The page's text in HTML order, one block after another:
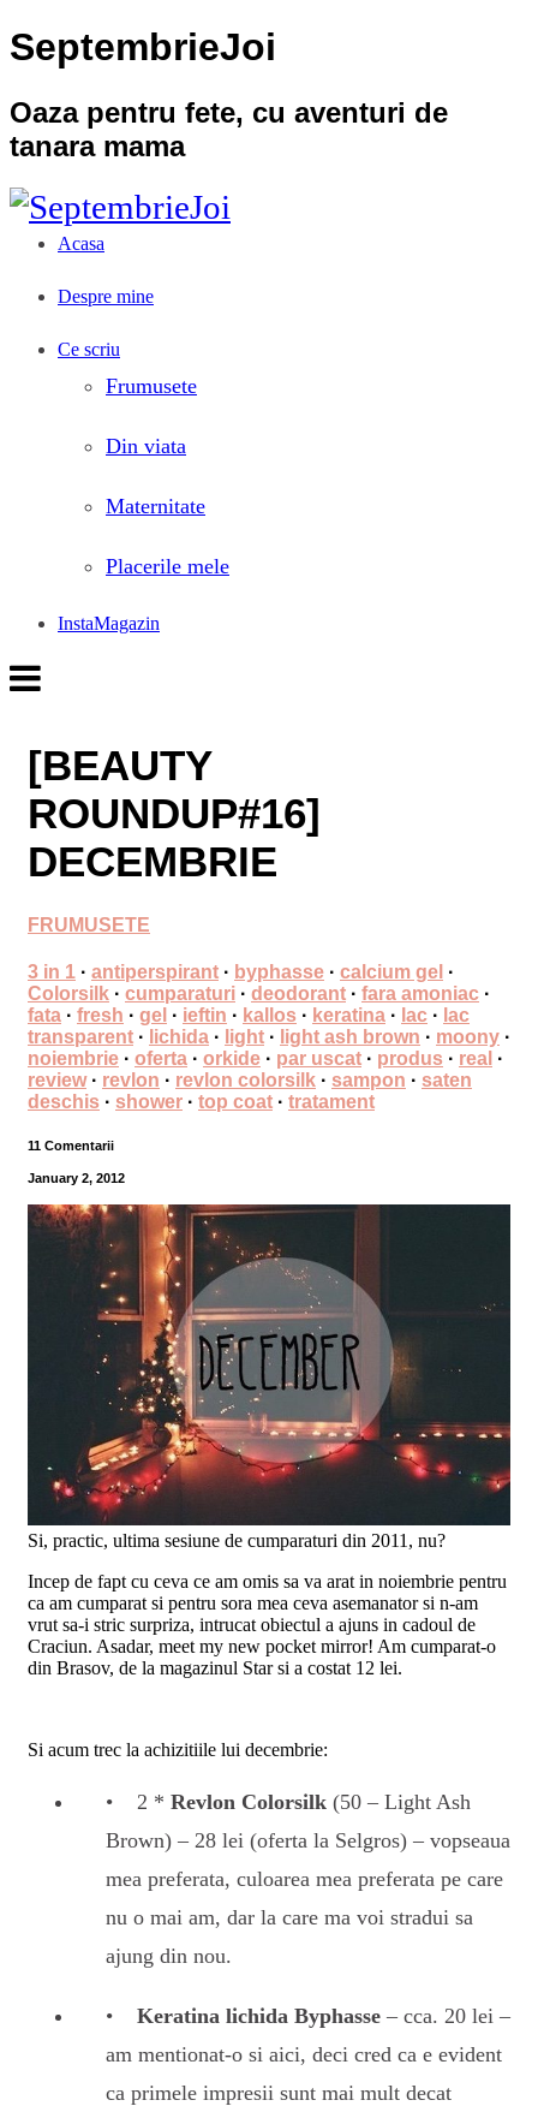
SeptembrieJoi
Oaza pentru fete, cu aventuri de
tanara mama
Acasa
Despre mine
Ce scriu
Frumusete
Din viata
Maternitate
Placerile mele
InstaMagazin
[BEAUTY
ROUNDUP#16]
DECEMBRIE
FRUMUSETE
3 in 1 · antiperspirant · byphasse · calcium gel ·
Colorsilk · cumparaturi · deodorant · fara amoniac ·
fata · fresh · gel · ieftin · kallos · keratina · lac · lac
transparent · lichida · light · light ash brown · moony ·
noiembrie · oferta · orkide · par uscat · produs · real ·
review· revlon · revlon colorsilk · sampon · saten
deschis · shower · top coat · tratament
11 Comentarii
January 2, 2012
Si, practic, ultima sesiune de cumparaturi din 2011, nu?
Incep de fapt cu ceva ce am omis sa va arat in noiembrie pentru
ca am cumparat si pentru sora mea ceva asemanator si n-am
vrut sa-i stric surpriza, intrucat obiectul a ajuns in cadoul de
Craciun. Asadar, meet my new pocket mirror! Am cumparat-o
din Brasov, de la magazinul Star si a costat 12 lei.
Si acum trec la achizitiile lui decembrie:
2 * Revlon Colorsilk (50 – Light Ash
Brown) – 28 lei (oferta la Selgros) – vopseaua
mea preferata, culoarea mea preferata pe care
nu o mai am, dar la care ma voi stradui sa
ajung din nou.
Keratina lichida Byphasse – cca. 20 lei –
am mentionat-o si aici, deci cred ca e evident
ca primele impresii sunt mai mult decat